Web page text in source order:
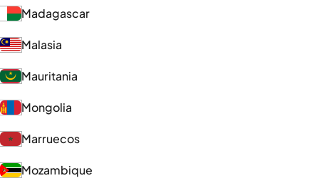
Madagascar
Malasia
Mauritania
Mongolia
Marruecos
Mozambique